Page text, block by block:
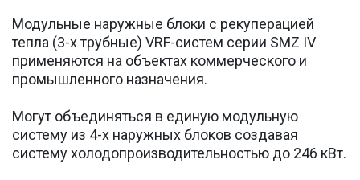
Модульные наружные блоки с рекуперацией
тепла (3-х трубные) VRF-систем серии SMZ IV
применяются на объектах коммерческого и
промышленного назначения.
Могут объединяться в единую модульную
систему из 4-х наружных блоков создавая
систему холодопроизводительностью до 246 кВт.